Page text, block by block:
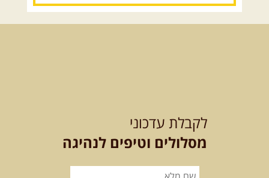
12.08.2026 רביעי- רכבי פנאי
למגוון רכבי שטח
בחרנו לילה מיוחד לטיול מיוחד!
השמיים יהיו נקיים, הכוכבים ...
לקבלת עדכוני
מסלולים וטיפים לנהיגה